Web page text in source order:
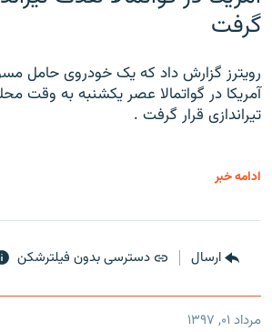
گرفت
رویترز گزارش داد که یک خودروی حامل
آمریکا در گواتمالا عصر یکشنبه به وقت
تیراندازی قرار گرفت .
ادامه خبر
ارسال دسترسی بدون فیلترشکن
مرداد ۰۱, ۱۳۹۷